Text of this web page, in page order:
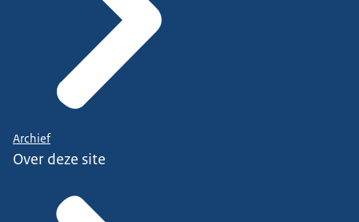
Archief
Over deze site